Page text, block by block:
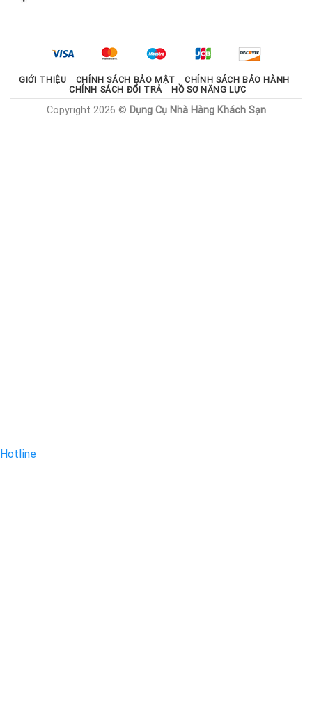
1.785.000 ₫.
GIỚI THIỆU CHÍNH SÁCH BẢO MẬT
CHÍNH SÁCH BẢO HÀNH
CHÍNH SÁCH ĐỔI TRẢ
HỒ SƠ NĂNG LỰC
Copyright 2026 © Dụng Cụ Nhà Hàng Khách Sạn
Hotline